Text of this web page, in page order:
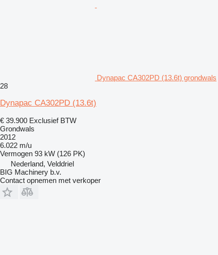
Dynapac CA302PD (13.6t) grondwals
28
Dynapac CA302PD (13.6t)
€ 39.900 Exclusief BTW
Grondwals
2012
6.022 m/u
Vermogen 93 kW (126 PK)
Nederland, Velddriel
BIG Machinery b.v.
Contact opnemen met verkoper